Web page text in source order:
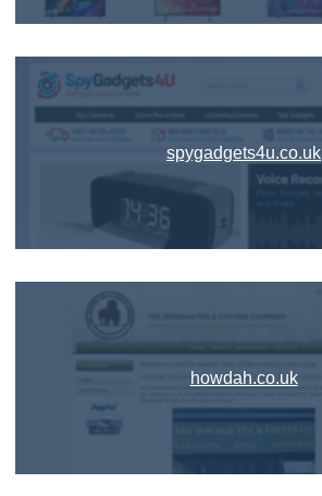
spygadgets4u.co.uk
howdah.co.uk